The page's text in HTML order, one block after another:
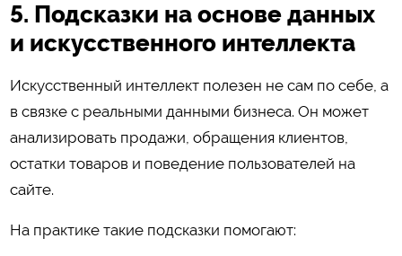
5. Подсказки на основе данных
и искусственного интеллекта
Искусственный интеллект полезен не сам по себе, а
в связке с реальными данными бизнеса. Он может
анализировать продажи, обращения клиентов,
остатки товаров и поведение пользователей на
сайте.
На практике такие подсказки помогают: